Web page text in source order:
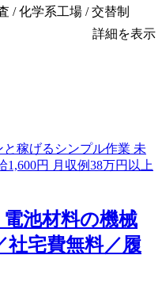
/ 化学系工場 / 交替制
詳細を表示
電池材料の機械
社宅費無料／履